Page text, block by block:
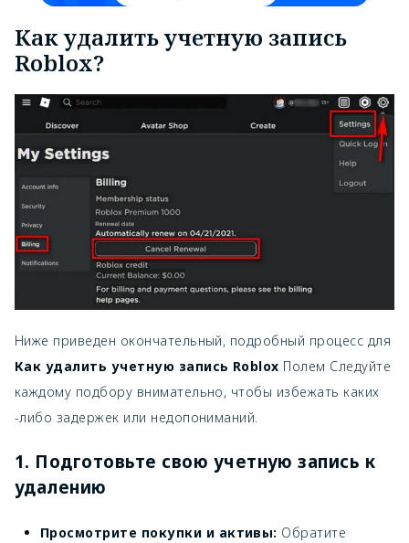
Как удалить учетную запись
Roblox?
Ниже приведен окончательный, подробный процесс для
Как удалить учетную запись Roblox Полем Следуйте
каждому подбору внимательно, чтобы избежать каких
-либо задержек или недопониманий.
1. Подготовьте свою учетную запись к
удалению
Просмотрите покупки и активы: Обратите